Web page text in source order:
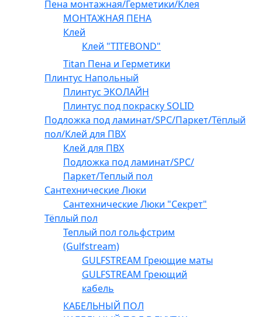
Пена монтажная/Герметики/Клея
МОНТАЖНАЯ ПЕНА
Клей
Клей "TITEBOND"
Titan Пена и Герметики
Плинтус Напольный
Плинтус ЭКОЛАЙН
Плинтус под покраску SOLID
Подложка под ламинат/SPC/Паркет/Тёплый
пол/Клей для ПВХ
Клей для ПВХ
Подложка под ламинат/SPC/
Паркет/Теплый пол
Сантехнические Люки
Сантехнические Люки "Секрет"
Тёплый пол
Теплый пол гольфстрим
(Gulfstream)
GULFSTREAM Греющие маты
GULFSTREAM Греющий
кабель
КАБЕЛЬНЫЙ ПОЛ